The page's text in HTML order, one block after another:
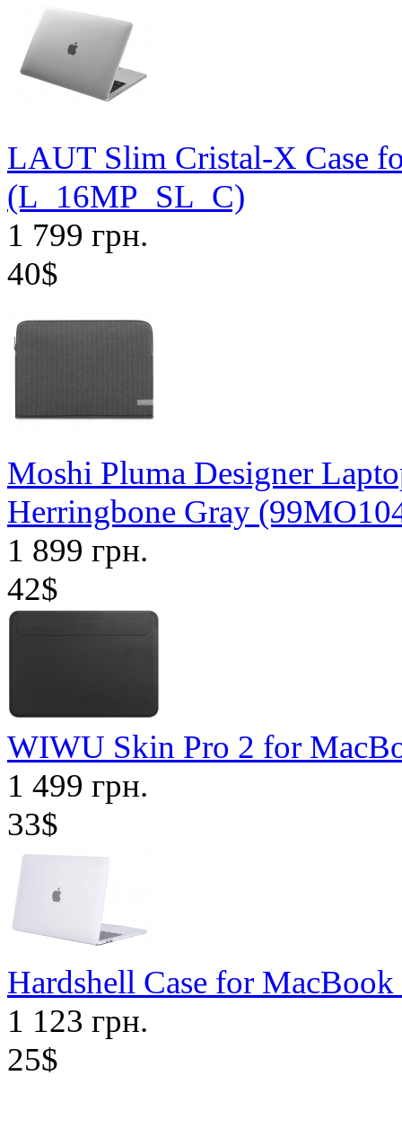
LAUT Slim Cristal-X Case
(L_16MP_SL_C)
1 799 грн.
40$
Moshi Pluma Designer
Herringbone Gray
1 899 грн.
42$
WIWU Skin Pro 2 for
1 499 грн.
33$
Hardshell Case for
1 123 грн.
25$